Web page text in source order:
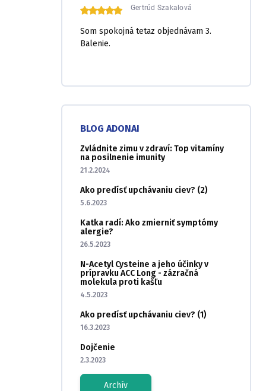
Gertrúd Szakalová
Som spokojná tetaz objednávam 3.
Balenie.
BLOG ADONAI
Zvládnite zimu v zdraví: Top vitamíny
na posilnenie imunity
21.2.2024
Ako predísť upchávaniu ciev? (2)
5.6.2023
Katka radí: Ako zmierniť symptómy
alergie?
26.5.2023
N-Acetyl Cysteine a jeho účinky v
prípravku ACC Long - zázračná
molekula proti kašľu
4.5.2023
Ako predísť upchávaniu ciev? (1)
16.3.2023
Dojčenie
2.3.2023
Archív